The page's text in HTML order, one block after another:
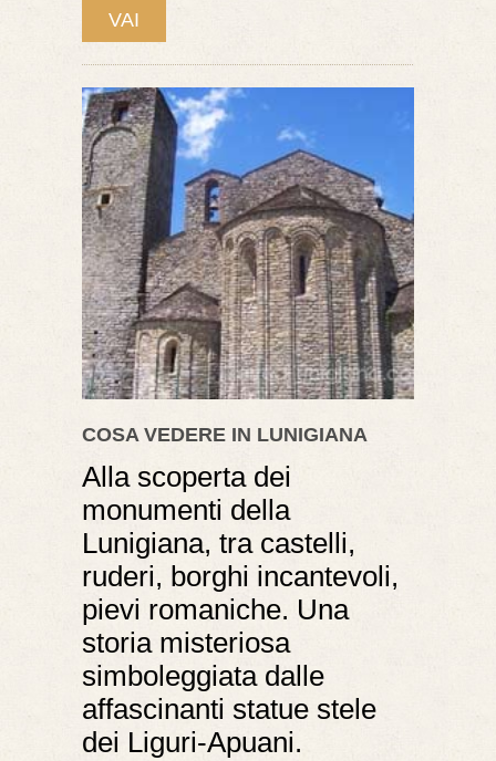
VAI
COSA VEDERE IN LUNIGIANA
Alla scoperta dei
monumenti della
Lunigiana, tra castelli,
ruderi, borghi incantevoli,
pievi romaniche. Una
storia misteriosa
simboleggiata dalle
affascinanti statue stele
dei Liguri-Apuani.